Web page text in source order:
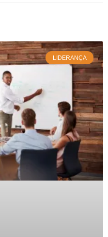
LIDERANÇA